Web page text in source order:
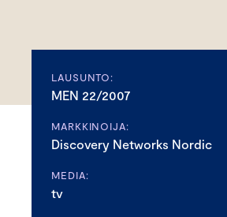
LAUSUNTO:
MEN 22/2007
MARKKINOIJA:
Discovery Networks Nordic
MEDIA:
tv